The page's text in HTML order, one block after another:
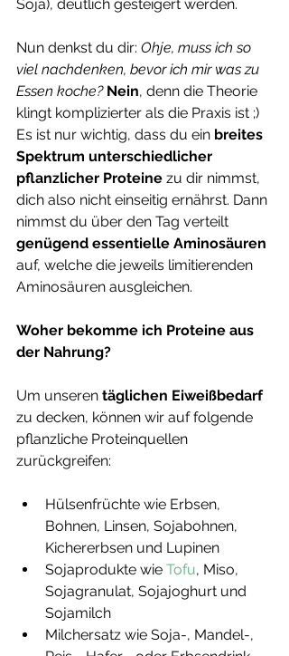
Soja), deutlich gesteigert werden.
Nun denkst du dir: Ohje, muss ich so
viel nachdenken, bevor ich mir was zu
Essen koche? Nein, denn die Theorie
klingt komplizierter als die Praxis ist ;)
Es ist nur wichtig, dass du ein breites
Spektrum unterschiedlicher
pflanzlicher Proteine zu dir nimmst,
dich also nicht einseitig ernährst. Dann
nimmst du über den Tag verteilt
genügend essentielle Aminosäuren
auf, welche die jeweils limitierenden
Aminosäuren ausgleichen.
Woher bekomme ich Proteine aus
der Nahrung?
Um unseren täglichen Eiweißbedarf
zu decken, können wir auf folgende
pflanzliche Proteinquellen
zurückgreifen:
Hülsenfrüchte wie Erbsen,
Bohnen, Linsen, Sojabohnen,
Kichererbsen und Lupinen
Sojaprodukte wie Tofu, Miso,
Sojagranulat, Sojajoghurt und
Sojamilch
Milchersatz wie Soja-, Mandel-,